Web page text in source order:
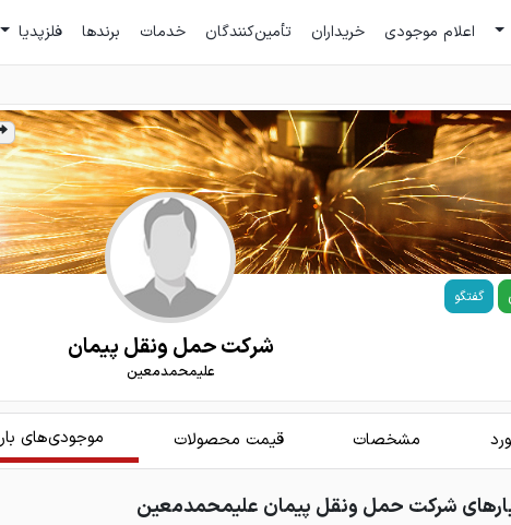
اعلام موجودی خریداران تأمین‌کنندگان خدمات برندها فلزپدیا
گفتگو
شرکت حمل ونقل پیمان
علیمحمدمعین
مشخصات قیمت محصولات موجودی‌های بار
شرکت حمل ونقل پیمان علیمحمدمعین